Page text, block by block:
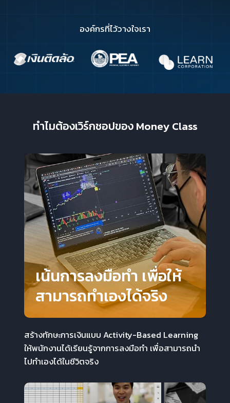
องค์กรที่ไว้วางใจเรา
ทำไมต้องเวิร์กชอปของ Money Class
เน้นการลงมือทำ เพื่อให้
สามารถทำเองได้จริง
สร้างทักษะการเงินแบบ Activity-Based Learning
ให้พนักงานได้เรียนรู้จากการลงมือทำ เพื่อสามารถนำ
ไปทำเองได้ในชีวิตจริง